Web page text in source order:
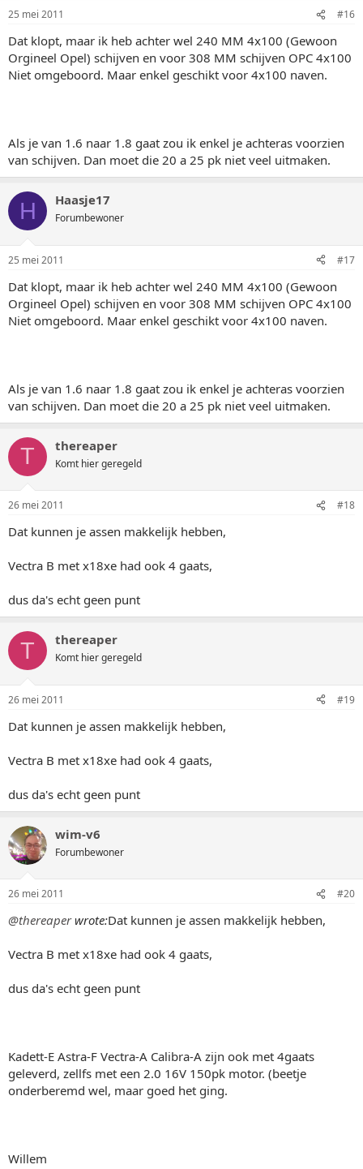
25 mei 2011 #16
Dat klopt, maar ik heb achter wel 240 MM 4x100 (Gewoon
Orgineel Opel) schijven en voor 308 MM schijven OPC 4x100
Niet omgeboord. Maar enkel geschikt voor 4x100 naven.
Als je van 1.6 naar 1.8 gaat zou ik enkel je achteras voorzien
van schijven. Dan moet die 20 a 25 pk niet veel uitmaken.
H Haasje17
Forumbewoner
25 mei 2011 #17
Dat klopt, maar ik heb achter wel 240 MM 4x100 (Gewoon
Orgineel Opel) schijven en voor 308 MM schijven OPC 4x100
Niet omgeboord. Maar enkel geschikt voor 4x100 naven.
Als je van 1.6 naar 1.8 gaat zou ik enkel je achteras voorzien
van schijven. Dan moet die 20 a 25 pk niet veel uitmaken.
T thereaper
Komt hier geregeld
26 mei 2011 #18
Dat kunnen je assen makkelijk hebben,
Vectra B met x18xe had ook 4 gaats,
dus da's echt geen punt
T thereaper
Komt hier geregeld
26 mei 2011 #19
Dat kunnen je assen makkelijk hebben,
Vectra B met x18xe had ook 4 gaats,
dus da's echt geen punt
wim-v6
Forumbewoner
26 mei 2011 #20
@thereaperwrote:Dat kunnen je assen makkelijk hebben,
Vectra B met x18xe had ook 4 gaats,
dus da's echt geen punt
Kadett-E Astra-F Vectra-A Calibra-A zijn ook met 4gaats
geleverd, zellfs met een 2.0 16V 150pk motor. (beetje
onderberemd wel, maar goed het ging.
Willem